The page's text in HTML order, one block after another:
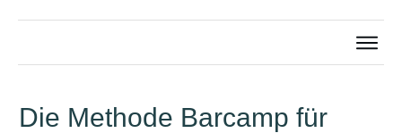
Die Methode Barcamp für